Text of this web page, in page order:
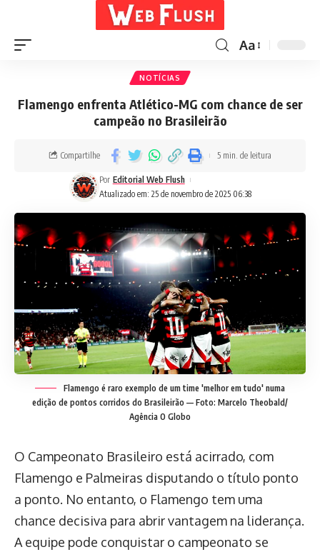
Aa
NOTÍCIAS
Flamengo enfrenta Atlético-MG com chance de ser
campeão no Brasileirão
Atualizado em: 25 de novembro de 2025 06:38
Por Editorial Web Flush
Compartilhe 5 min. de leitura
Flamengo é raro exemplo de um time 'melhor em tudo' numa
edição de pontos corridos do Brasileirão — Foto: Marcelo Theobald/
Agência O Globo
O Campeonato Brasileiro está acirrado, com
Flamengo e Palmeiras disputando o título ponto
a ponto. No entanto, o Flamengo tem uma
chance decisiva para abrir vantagem na liderança.
A equipe pode conquistar o campeonato se